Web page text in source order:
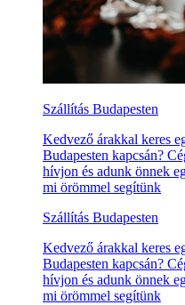
Szállítás Budapesten
Kedvező árakkal keres
Budapesten kapcsán?
hívjon és adunk önnek
mi örömmel segítünk
Szállítás Budapesten
Kedvező árakkal keres
Budapesten kapcsán?
hívjon és adunk önnek
mi örömmel segítünk